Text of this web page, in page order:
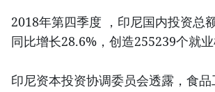
2018年第四季度 ，印尼国内投资总
同比增长28.6%，创造255239个就业
印尼资本投资协调委员会透露，食